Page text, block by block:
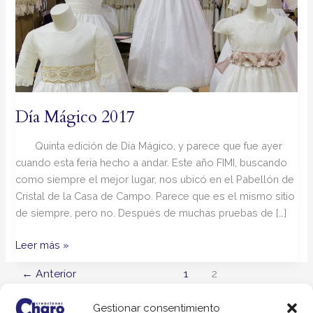
Gestionar consentimiento
Día Mágico 2017
Quinta edición de Día Mágico, y parece que fue ayer
cuando esta feria hecho a andar. Este año FIMI, buscando
como siempre el mejor lugar, nos ubicó en el Pabellón de
Cristal de la Casa de Campo. Parece que es el mismo sitio
de siempre, pero no. Después de muchas pruebas de […]
Leer más »
← Anterior 1 2